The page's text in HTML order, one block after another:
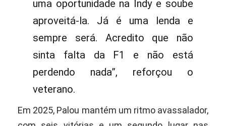
uma oportunidade na Indy e soube
aproveitá-la. Já é uma lenda e
sempre será. Acredito que não
sinta falta da F1 e não está
perdendo nada”, reforçou o
veterano.
Em 2025, Palou mantém um ritmo avassalador,